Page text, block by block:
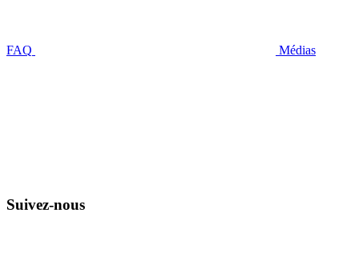
FAQ Médias
Suivez-nous